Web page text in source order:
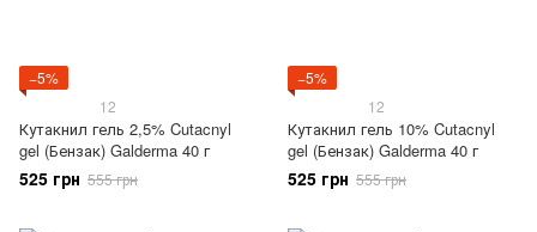
−5%
12
Кутакнил гель 2,5% Cutacnyl
gel (Бензак) Galderma 40 г
525 грн 555 грн
−5%
12
Кутакнил гель 10% Cutacnyl
gel (Бензак) Galderma 40 г
525 грн 555 грн